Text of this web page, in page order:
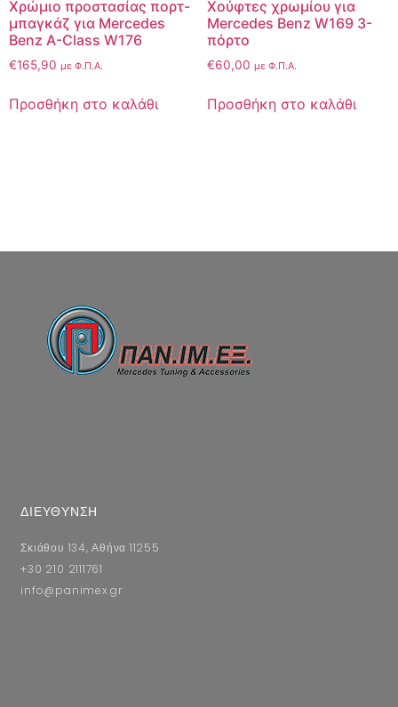
Χρώμιο προστασίας πορτ-
μπαγκάζ για Mercedes
Benz A-Class W176
€165,90 με Φ.Π.Α.
Προσθήκη στο καλάθι
Χούφτες χρωμίου για
Mercedes Benz W169 3-
πόρτο
€60,00 με Φ.Π.Α.
Προσθήκη στο καλάθι
ΔΙΕΥΘΥΝΣΗ
Σκιάθου 134, Αθήνα 11255
+30 210 2111761
info@panimex.gr